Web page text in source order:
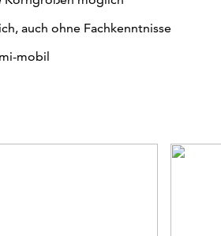
auch ohne Fachkenntnisse
mobil